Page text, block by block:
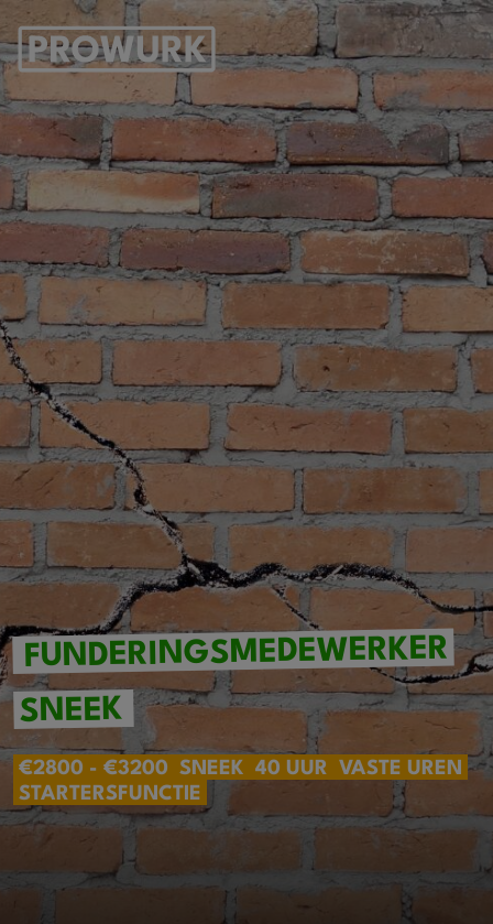
FUNDERINGSMEDEWERKER
SNEEK
€2800 - €3200 SNEEK 40 UUR
VASTE UREN
STARTERSFUNCTIE